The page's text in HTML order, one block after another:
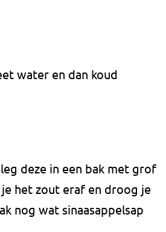
water en dan koud
deze in een bak met grof
het zout eraf en droog je
nog wat sinaasappelsap